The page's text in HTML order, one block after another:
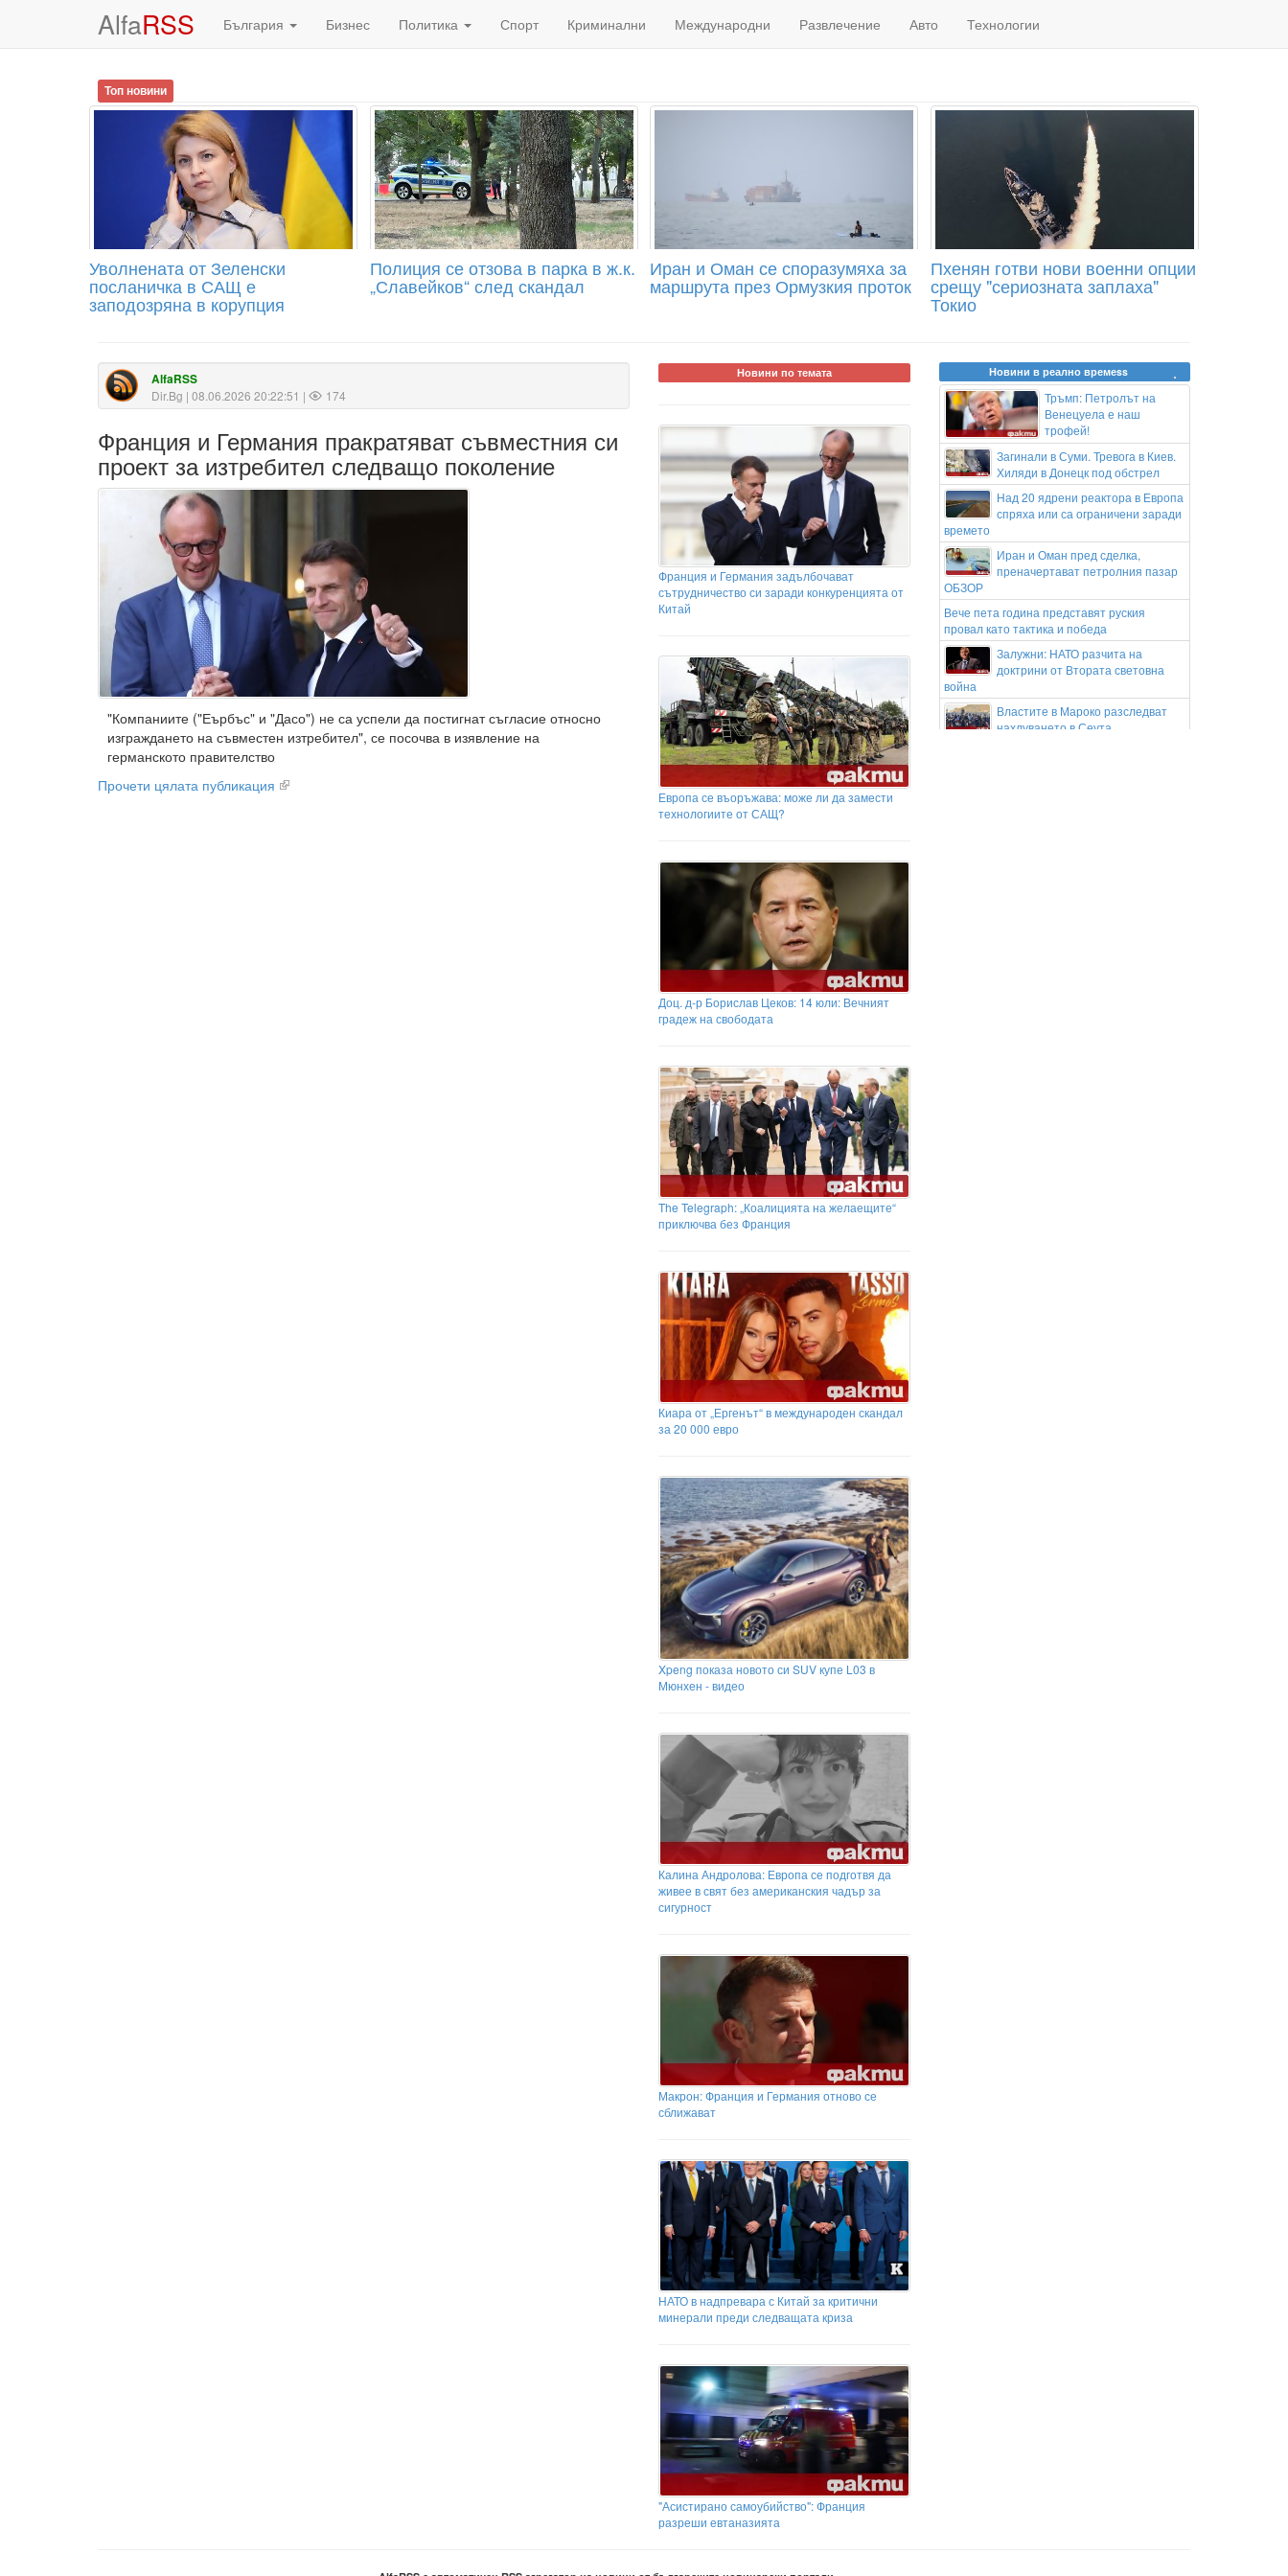
AlfaRSS България Бизнес Политика Спорт Криминални Международни Развлечение Авто Технологии
Топ новини
Уволнената от Зеленски
посланичка в САЩ е
заподозряна в корупция
Полиция се отзова в парка в ж.к.
„Славейков“ след скандал
Иран и Оман се споразумяха за
маршрута през Ормузкия проток
Пхенян готви нови военни опции
срещу "сериозната заплаха"
Токио
AlfaRSS
Dir.Bg | 08.06.2026 20:22:51 | 174
Франция и Германия пракратяват съвместния си
проект за изтребител следващо поколение
"Компаниите ("Еърбъс" и "Дасо") не са успели да постигнат съгласие относно
изграждането на съвместен изтребител", се посочва в изявление на
германското правителство
Прочети цялата публикация
Новини по темата
Франция и Германия задълбочават
сътрудничество си заради конкуренцията от
Китай
Европа се въоръжава: може ли да замести
технологиите от САЩ?
Доц. д-р Борислав Цеков: 14 юли: Вечният
градеж на свободата
The Telegraph: „Коалицията на желаещите“
приключва без Франция
Киара от „Ергенът“ в международен скандал
за 20 000 евро
Xpeng показа новото си SUV купе L03 в
Мюнхен - видео
Калина Андролова: Европа се подготвя да
живее в свят без американския чадър за
сигурност
Макрон: Франция и Германия отново се
сближават
НАТО в надпревара с Китай за критични
минерали преди следващата криза
"Асистирано самоубийство": Франция
разреши евтаназията
Новини в реално времеss
Тръмп: Петролът на
Венецуела е наш
трофей!
Загинали в Суми. Тревога в Киев.
Хиляди в Донецк под обстрел
Над 20 ядрени реактора в Европа
спряха или са ограничени заради
времето
Иран и Оман пред сделка,
преначертават петролния пазар
ОБЗОР
Вече пета година представят руския
провал като тактика и победа
Залужни: НАТО разчита на
доктрини от Втората световна
война
Властите в Мароко разследват
нахлуването в Сеута